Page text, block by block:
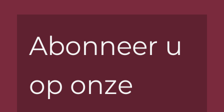
Farid Sheek
Abonneer u
op onze